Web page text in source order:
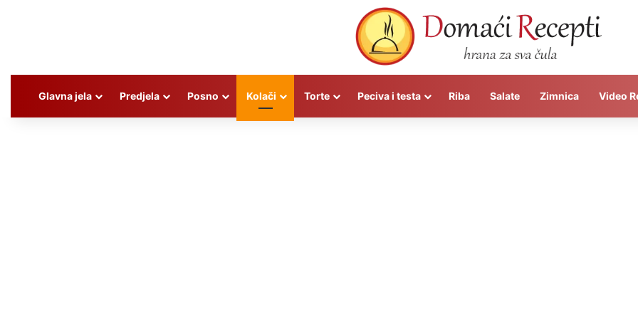
Glavna jela Predjela Posno Kolači Torte Peciva i testa Riba Salate Zimnica Video